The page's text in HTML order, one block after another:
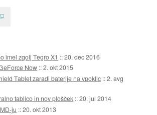
imel zgolj Tegro X1 ::20. dec 2016
Now ::2. okt 2015
Tablet zaradi baterije na vpoklic ::2. avg
tablico in nov plošček ::20. jul 2014
ju ::20. okt 2013